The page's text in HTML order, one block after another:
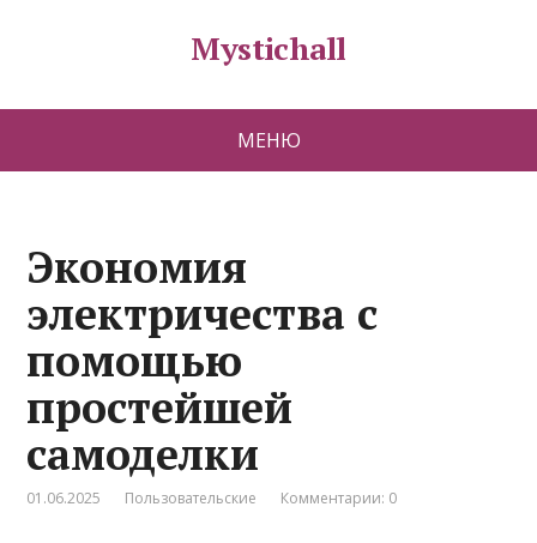
Mystichall
МЕНЮ
Экономия
электричества с
помощью
простейшей
самоделки
01.06.2025 Пользовательские Комментарии: 0